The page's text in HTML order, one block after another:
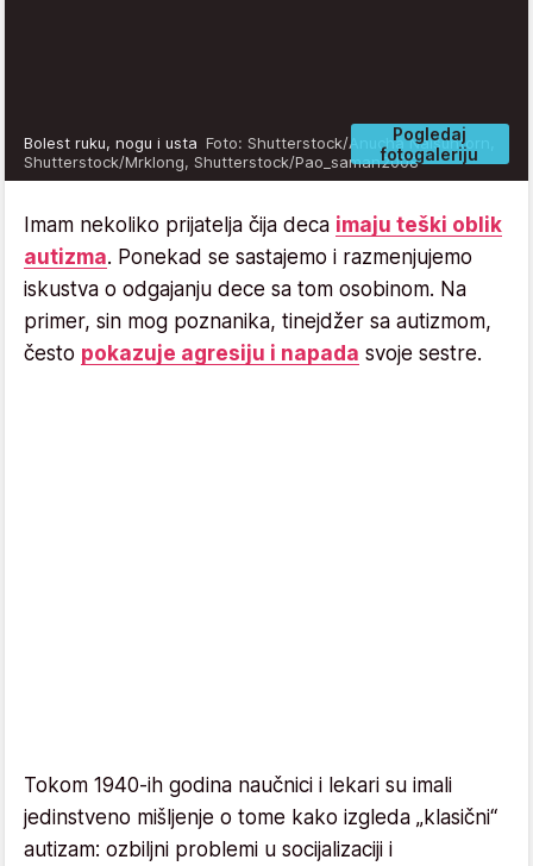
Pogledaj
fotogaleriju
Bolest ruku, nogu i usta Foto: Shutterstock/Anucha Naisuntorn,
Shutterstock/Mrklong, Shutterstock/Pao_saman2008
Imam nekoliko prijatelja čija deca imaju teški oblik
autizma. Ponekad se sastajemo i razmenjujemo
iskustva o odgajanju dece sa tom osobinom. Na
primer, sin mog poznanika, tinejdžer sa autizmom,
često pokazuje agresiju i napada svoje sestre.
Tokom 1940-ih godina naučnici i lekari su imali
jedinstveno mišljenje o tome kako izgleda „klasični“
autizam: ozbiljni problemi u socijalizaciji i